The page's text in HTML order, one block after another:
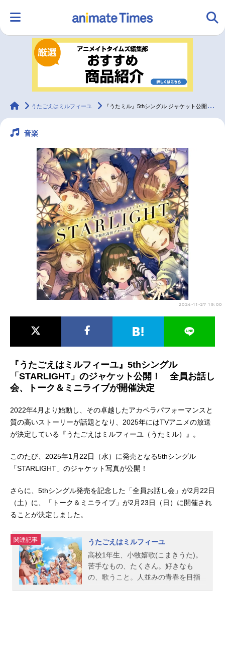
ランキング アニメ
ラジオ
配信・Vtuber トレンド 無料マンガ
最新記事一覧
アニメ記事一覧 声優記事一覧
アニメ映画一覧 実写化映画一覧
今期アニメ曜日別一覧
春アニメ 夏アニメ
男性声優/女性声優一覧
animateTimes
うたごえはミルフィーユ 『うたミル』5thシングル ジャケット公開＆リリイベ開催決定
音楽
2024-11-27 19:00
『うたごえはミルフィーユ』5thシングル
「STARLIGHT」のジャケット公開！ 全員お話し
会、トーク＆ミニライブが開催決定
2022年4月より始動し、その卓越したアカペラパフォーマンスと
質の高いストーリーが話題となり、2025年にはTVアニメの放送
が決定している『うたごえはミルフィーユ（うたミル）』。
このたび、2025年1月22日（水）に発売となる5thシングル
「STARLIGHT」のジャケット写真が公開！
さらに、5thシングル発売を記念した「全員お話し会」が2月22日
（土）に、「トーク＆ミニライブ」が2月23日（日）に開催され
ることが決定しました。
関連記事
うたごえはミルフィーユ
高校1年生、小牧嬉歌(こまきうた)。
苦手なもの、たくさん。好きなも
の、歌うこと。人並みの青春を目指